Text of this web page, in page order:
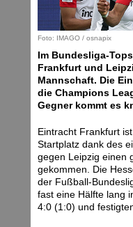
Foto: IMAGO / osnapix
Im Bundesliga-
Frankfurt und
Mannschaft. Die
die Champions
Gegner kommt es
Eintracht Frankfurt
Startplatz dank des
gegen Leipzig einen
gekommen. Die
der Fußball-
fast eine Hälfte lang
4:0 (1:0) und